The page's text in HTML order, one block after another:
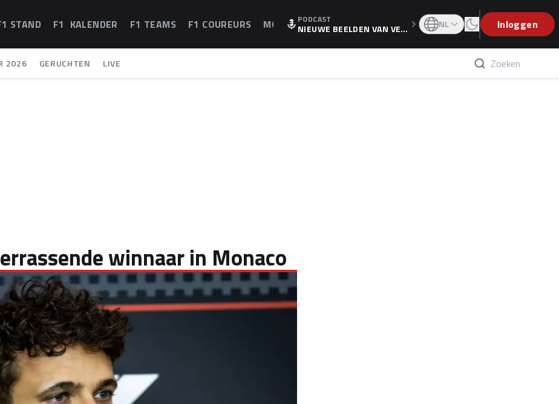
STAND F1 KALENDER F1 TEAMS F1 COUREURS MOTOGPPODCAST
NIEUWE BEELDEN VAN VER
WEET IS ER NU GETEKEND'
NL Inloggen
2026 GERUCHTEN LIVE
winnaar in Monaco